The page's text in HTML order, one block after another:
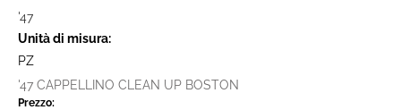
'47
Unità di misura:
PZ
'47 CAPPELLINO CLEAN UP BOSTON
Prezzo: